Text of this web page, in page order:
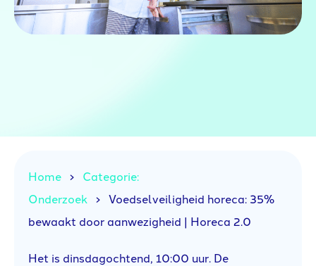
Home
Categorie:
Onderzoek
Voedselveiligheid horeca: 35%
bewaakt door aanwezigheid | Horeca 2.0
Het is dinsdagochtend, 10:00 uur. De